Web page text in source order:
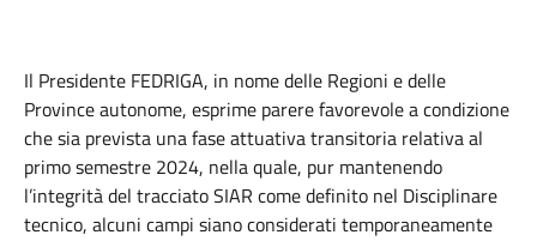
Il Presidente FEDRIGA, in nome delle Regioni e delle
Province autonome, esprime parere favorevole a condizione
che sia prevista una fase attuativa transitoria relativa al
primo semestre 2024, nella quale, pur mantenendo
l’integrità del tracciato SIAR come definito nel Disciplinare
tecnico, alcuni campi siano considerati temporaneamente